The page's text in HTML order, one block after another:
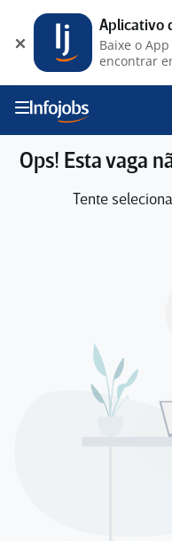
Ops! Esta vaga
Tente
Aplicativo
Baixe o
encontrar